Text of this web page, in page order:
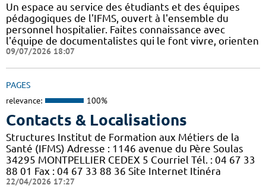
Un espace au service des étudiants et des équipes
pédagogiques de l'IFMS, ouvert à l'ensemble du
personnel hospitalier. Faites connaissance avec
l'équipe de documentalistes qui le font vivre, orienten
09/07/2026 18:07
PAGES
relevance: 100%
Contacts & Localisations
Structures Institut de Formation aux Métiers de la
Santé (IFMS) Adresse : 1146 avenue du Père Soulas
34295 MONTPELLIER CEDEX 5 Courriel Tél. : 04 67 33
88 01 Fax : 04 67 33 88 36 Site Internet Itinéra
22/04/2026 17:27